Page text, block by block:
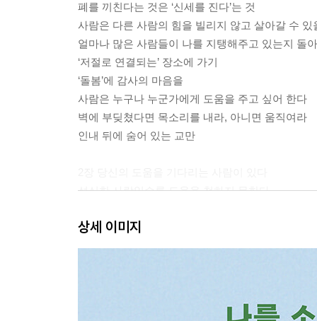
폐를 끼친다는 것은 ‘신세를 진다’는 것
사람은 다른 사람의 힘을 빌리지 않고 살아갈 수 있
얼마나 많은 사람들이 나를 지탱해주고 있는지 돌
‘저절로 연결되는’ 장소에 가기
‘돌봄’에 감사의 마음을
사람은 누구나 누군가에게 도움을 주고 싶어 한다
벽에 부딪쳤다면 목소리를 내라, 아니면 움직여라
인내 뒤에 숨어 있는 교만
성실한 사람일수록 도움을 청하지 못한다
‘꾸미지 않은’ 나로 담담히 살아가기
베풂은 기대하지 않을 때 완성된다
때로는 ‘쓸데없는 오지랖’을 부려보자
상세 이미지